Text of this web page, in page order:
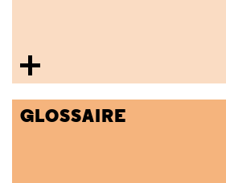
GLOSSAIRE